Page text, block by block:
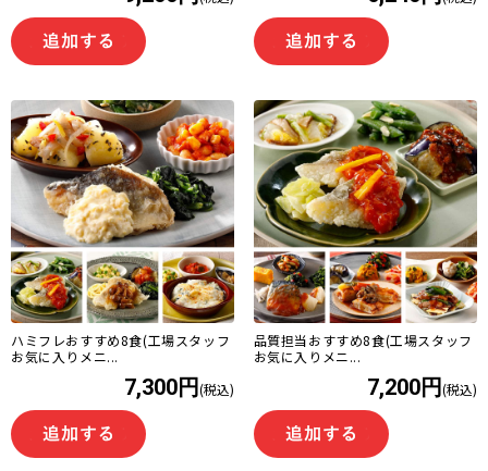
ハミフレおすすめ8食(工場スタッフ
お気に入りメニ...
7,300円(税込)
品質担当おすすめ8食(工場スタッフ
お気に入りメニ...
7,200円(税込)